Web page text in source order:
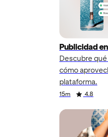
Publicidad
Descubre
cómo
plataforma.
15m 4.8